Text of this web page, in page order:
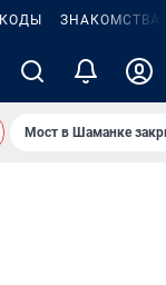
ЗНАКОМСТВА
Мост в Шаманке